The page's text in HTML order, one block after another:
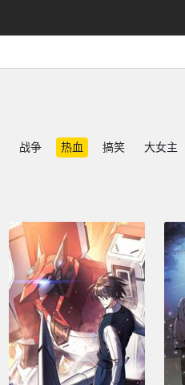
战争 热血 搞笑 大女主